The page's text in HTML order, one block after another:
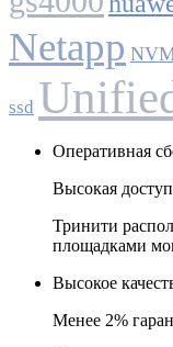
Netapp
ssd
Оперативная
Высокая
Тринити
площадками
Высокое
Менее 2%